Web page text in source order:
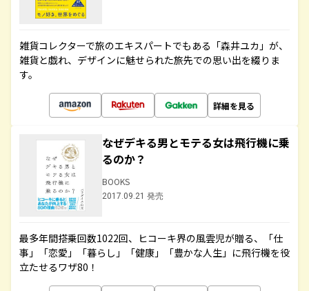
雑貨コレクターで旅のエキスパートでもある「森井ユカ」が、
雑貨と戯れ、デザインに魅せられた旅先での思い出を綴りま
す。
詳細を見る
なぜデキる男とモテる女は飛行機に乗
るのか？
BOOKS
2017.09.21 発売
最多年間搭乗回数1022回、ヒコーキ界の風雲児が贈る、「仕
事」「恋愛」「暮らし」「健康」「豊かな人生」に飛行機を役
立たせるワザ80！